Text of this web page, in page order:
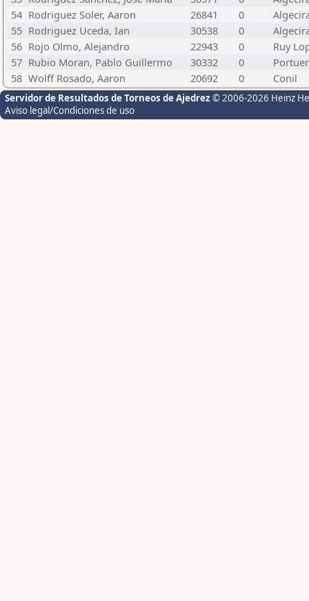
54 Rodriguez Soler, Aaron 26841 0
55 Rodriguez Uceda, Ian 30538 0
56 Rojo Olmo, Alejandro 22943 0
Ruy
57 Rubio Moran, Pablo Guillermo 30332 0
58 Wolff Rosado, Aaron 20692 0 Conil
Servidor de Resultados de Torneos de Ajedrez © 2006-2026 Heinz
Aviso legal/Condiciones de uso